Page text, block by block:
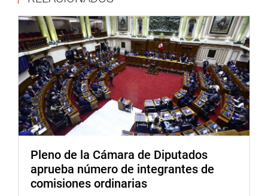
Finalmente, el presidente de la comisión informó que
dentro de los próximos tres días hábiles se citará a Rozas
para su derecho a defensa y en esa sesión se tomará en
cuenta su allanamiento. (MCGH)
CENTRO DE NOTICIAS
PRENSA-CONGRESO 29-5-18
Puede encontrar más información en nuestra página web
y redes sociales.
Heraldo: goo.gl/Ty5Tto
Portal:http://www.congreso.gob.pe/
Facebook:https://goo.gl/s5t7XN
Pleno de la Cámara de Diputados
aprueba número de integrantes de
comisiones ordinarias